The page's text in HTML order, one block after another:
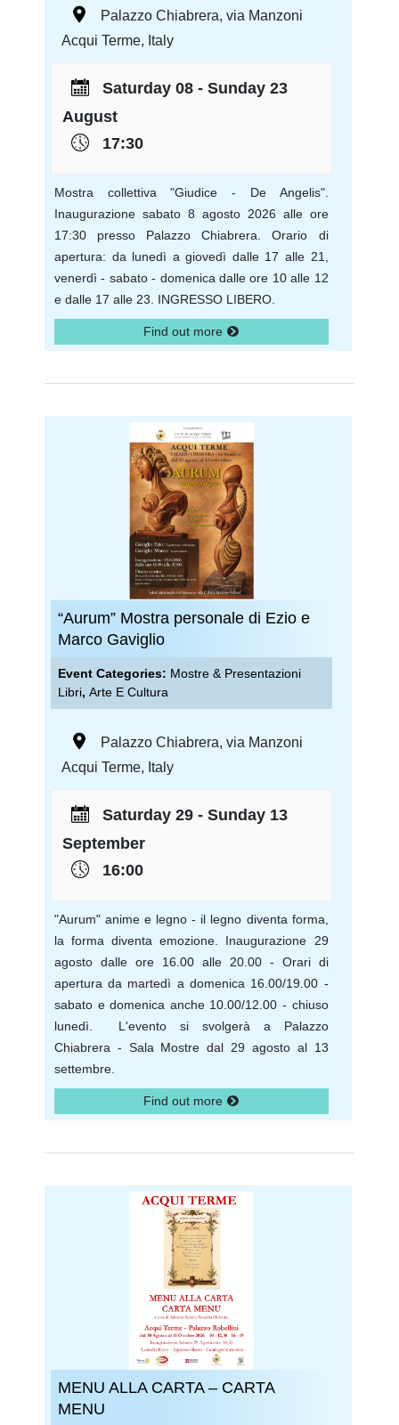
Palazzo Chiabrera, via Manzoni
Acqui Terme, Italy
Saturday 08 - Sunday 23
August
17:30
Mostra collettiva "Giudice - De Angelis".
Inaugurazione sabato 8 agosto 2026 alle ore
17:30 presso Palazzo Chiabrera. Orario di
apertura: da lunedì a giovedì dalle 17 alle 21,
venerdì - sabato - domenica dalle ore 10 alle 12
e dalle 17 alle 23. INGRESSO LIBERO.
Find out more
“Aurum” Mostra personale di Ezio e
Marco Gaviglio
Event Categories: Mostre & Presentazioni
Libri, Arte E Cultura
Palazzo Chiabrera, via Manzoni
Acqui Terme, Italy
Saturday 29 - Sunday 13
September
16:00
"Aurum" anime e legno - il legno diventa forma,
la forma diventa emozione. Inaugurazione 29
agosto dalle ore 16.00 alle 20.00 - Orari di
apertura da martedì a domenica 16.00/19.00 -
sabato e domenica anche 10.00/12.00 - chiuso
lunedì. L'evento si svolgerà a Palazzo
Chiabrera - Sala Mostre dal 29 agosto al 13
settembre.
Find out more
MENU ALLA CARTA – CARTA
MENU